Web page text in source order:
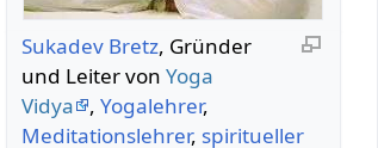
Sukadev Bretz, Gründer
und Leiter vonYoga
Vidya
,Yogalehrer,
Meditationslehrer, spiritueller